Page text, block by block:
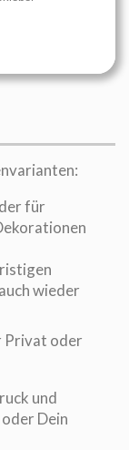
für
wieder
Privat oder
und
Dein